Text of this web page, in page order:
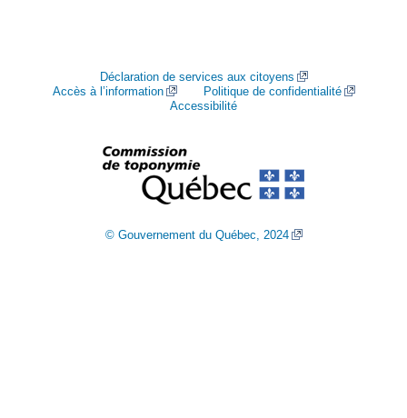
Déclaration de services aux citoyens
Accès à l’information
Politique de confidentialité
Accessibilité
© Gouvernement du Québec, 2024